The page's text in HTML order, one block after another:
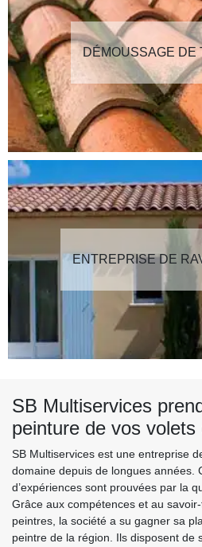
DÉMOUSSAGE DE
ENTREPRISE DE
SB Multiservices
peinture de vos volets
SB Multiservices est une entreprise
domaine depuis de longues années.
d’expériences sont prouvées par la
Grâce aux compétences et au
peintres, la société a su gagner sa
peintre de la région. Ils disposent de